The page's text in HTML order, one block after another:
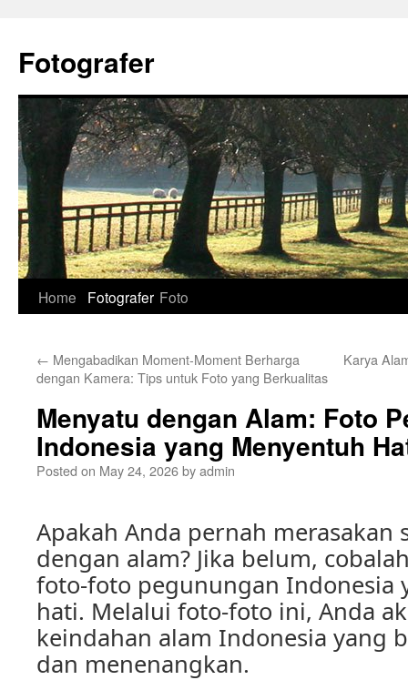
content
Fotografer
Home Fotografer Foto
← Mengabadikan Moment-Moment Berharga
dengan Kamera: Tips untuk Foto yang Berkualitas
Karya
Menyatu dengan Alam: Foto
Indonesia yang Menyentuh
Posted on May 24, 2026byadmin
Apakah Anda pernah merasakan
dengan alam? Jika belum,
foto-foto pegunungan Indonesia
hati. Melalui foto-foto ini, Anda
keindahan alam Indonesia yang
dan menenangkan.